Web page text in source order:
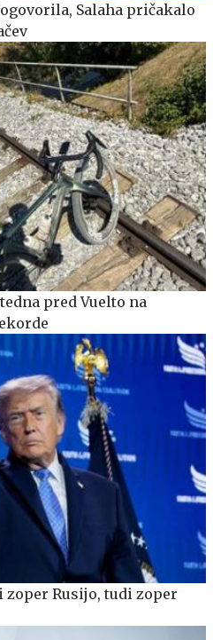
Salaha pričakalo
pred Vuelto na
Rusijo, tudi zoper